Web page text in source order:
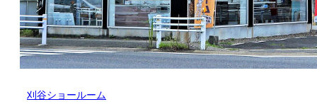
刈谷ショールーム